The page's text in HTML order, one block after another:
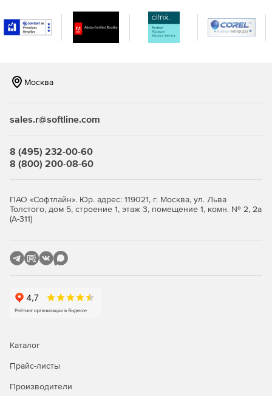
программными агентами RSA Authentication Agent сервер
RSA Authentication Manager образует комплексную
инфраструктуру двухфакторной аутентификации
web-приложений, программных решений для бизнеса и
Москва
sales.r@softline.com
8 (495) 232-00-60
8 (800) 200-08-60
ПАО «Софтлайн». Юр. адрес: 119021, г. Москва, ул. Льва
Толстого, дом 5, строение 1, этаж 3, помещение 1, комн. № 2, 2а
(А-311)
Каталог
Прайс-листы
Производители